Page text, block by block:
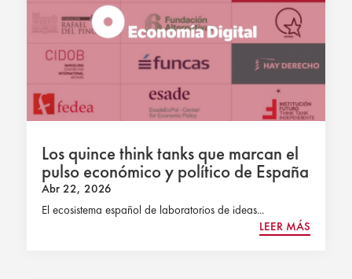
Los quince think tanks que marcan el
pulso económico y político de España
Abr 22, 2026
El ecosistema español de laboratorios de ideas...
LEER MÁS